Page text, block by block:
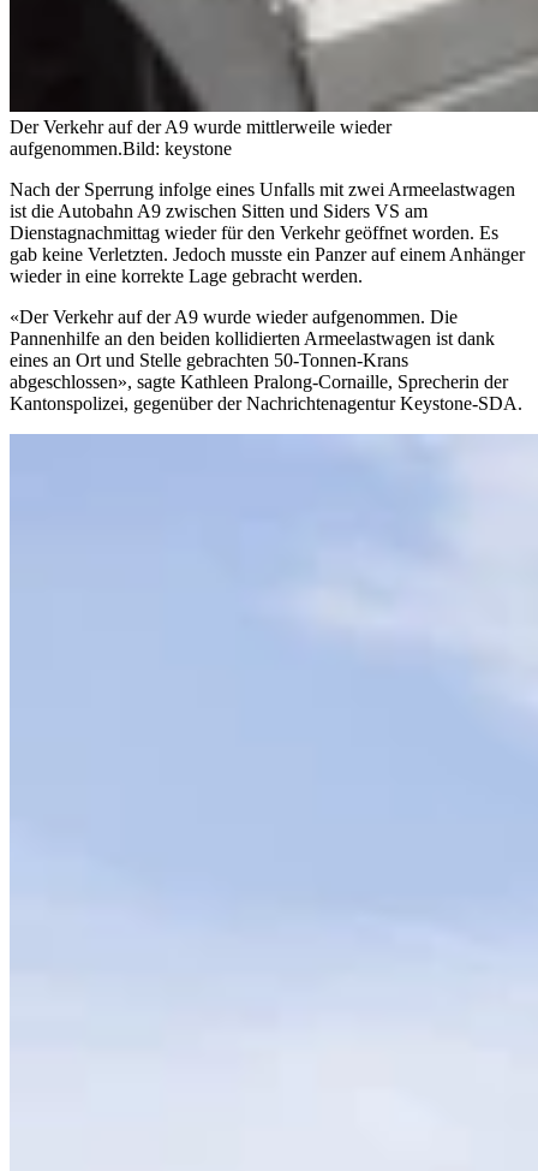
Der Verkehr auf der A9 wurde mittlerweile wieder
aufgenommen.Bild: keystone
Nach der Sperrung infolge eines Unfalls mit zwei Armeelastwagen
ist die Autobahn A9 zwischen Sitten und Siders VS am
Dienstagnachmittag wieder für den Verkehr geöffnet worden. Es
gab keine Verletzten. Jedoch musste ein Panzer auf einem Anhänger
wieder in eine korrekte Lage gebracht werden.
«Der Verkehr auf der A9 wurde wieder aufgenommen. Die
Pannenhilfe an den beiden kollidierten Armeelastwagen ist dank
eines an Ort und Stelle gebrachten 50-Tonnen-Krans
abgeschlossen», sagte Kathleen Pralong-Cornaille, Sprecherin der
Kantonspolizei, gegenüber der Nachrichtenagentur Keystone-SDA.